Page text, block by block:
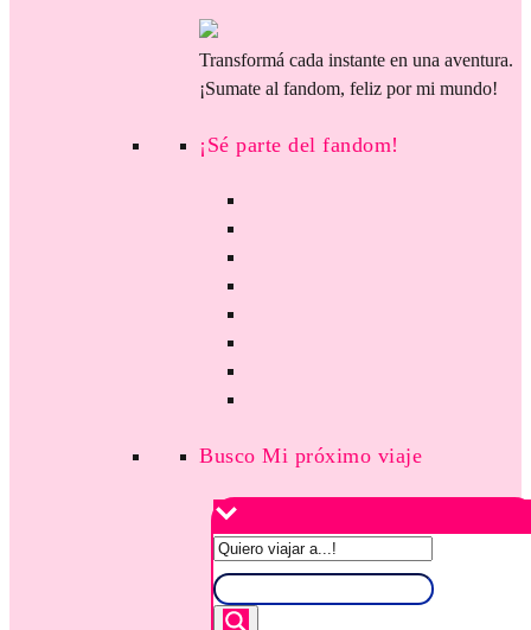
Transformá cada instante en una aventura.
¡Sumate al fandom, feliz por mi mundo!
¡Sé parte del fandom!
Busco Mi próximo viaje